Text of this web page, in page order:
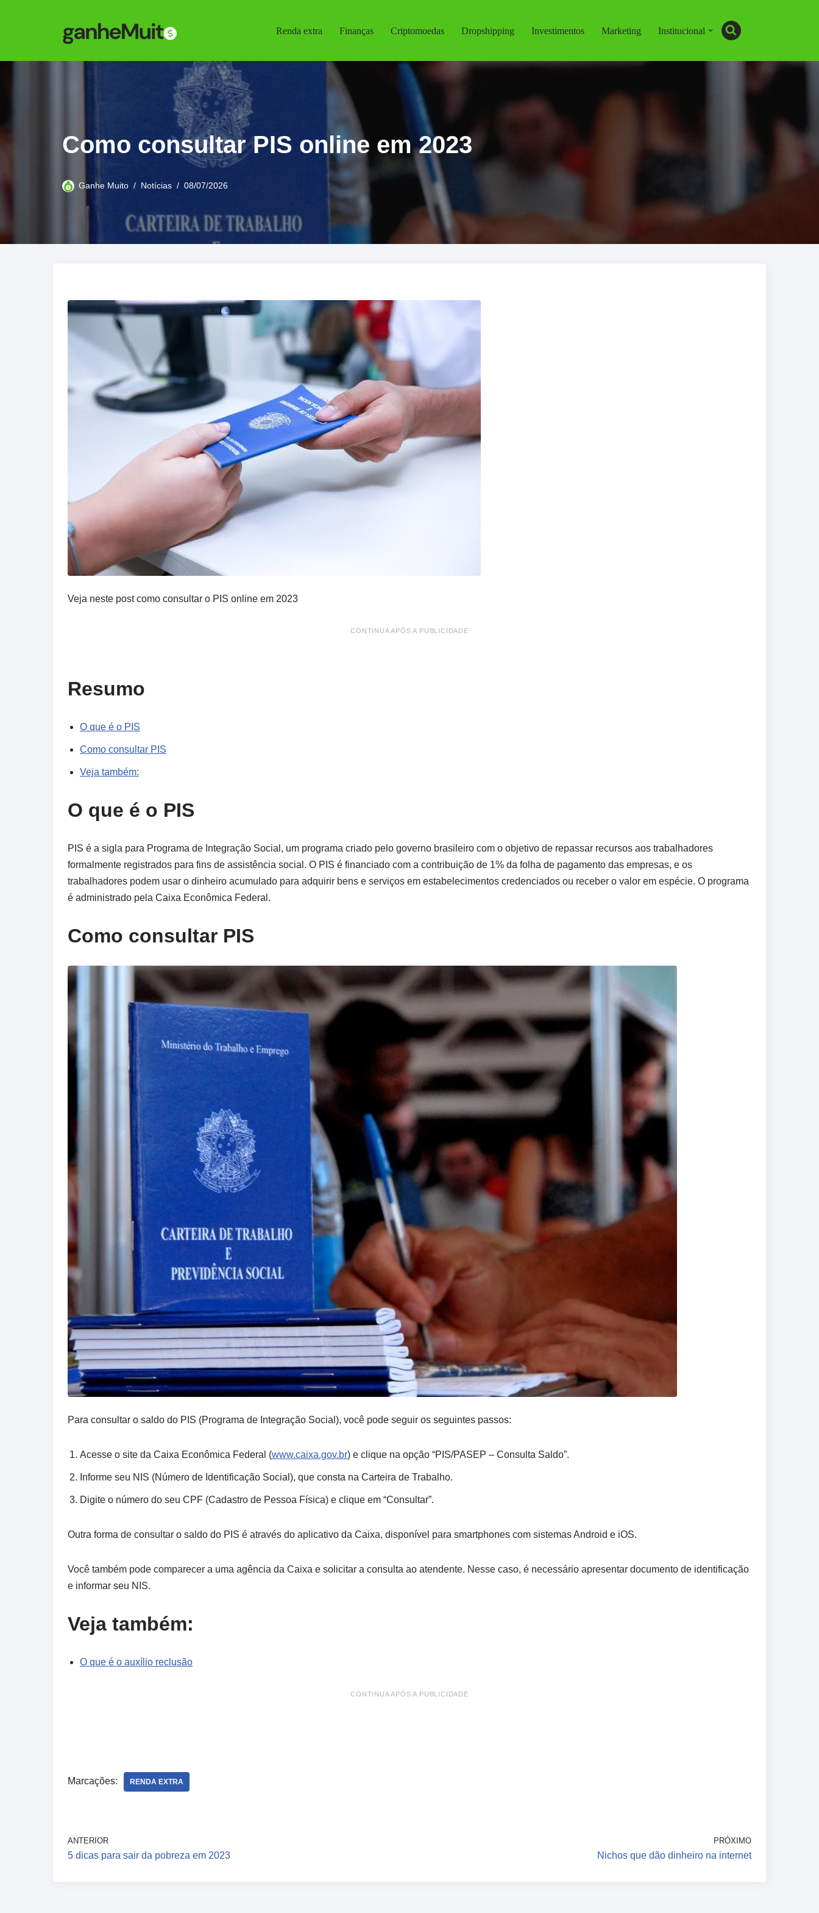
Renda extra Finanças Criptomoedas Dropshipping Investimentos Marketing Institucional
Como consultar PIS online em 2023
Ganhe Muito Notícias 08/07/2026
Veja neste post como consultar o PIS online em 2023
CONTINUA APÓS A PUBLICIDADE
Resumo
O que é o PIS
Como consultar PIS
Veja também:
O que é o PIS
PIS é a sigla para Programa de Integração Social, um programa criado pelo governo brasileiro com o objetivo de repassar recursos aos trabalhadores
formalmente registrados para fins de assistência social. O PIS é financiado com a contribuição de 1% da folha de pagamento das empresas, e os
trabalhadores podem usar o dinheiro acumulado para adquirir bens e serviços em estabelecimentos credenciados ou receber o valor em espécie. O programa
é administrado pela Caixa Econômica Federal.
Como consultar PIS
Para consultar o saldo do PIS (Programa de Integração Social), você pode seguir os seguintes passos:
Acesse o site da Caixa Econômica Federal (www.caixa.gov.br) e clique na opção “PIS/PASEP – Consulta Saldo”.
Informe seu NIS (Número de Identificação Social), que consta na Carteira de Trabalho.
Digite o número do seu CPF (Cadastro de Pessoa Física) e clique em “Consultar”.
Outra forma de consultar o saldo do PIS é através do aplicativo da Caixa, disponível para smartphones com sistemas Android e iOS.
Você também pode comparecer a uma agência da Caixa e solicitar a consulta ao atendente. Nesse caso, é necessário apresentar documento de identificação
e informar seu NIS.
Veja também:
O que é o auxílio reclusão
CONTINUA APÓS A PUBLICIDADE
Marcações: RENDA EXTRA
ANTERIOR
5 dicas para sair da pobreza em 2023
PRÓXIMO
Nichos que dão dinheiro na internet